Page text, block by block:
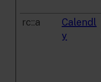
rc::a
Calendl
y